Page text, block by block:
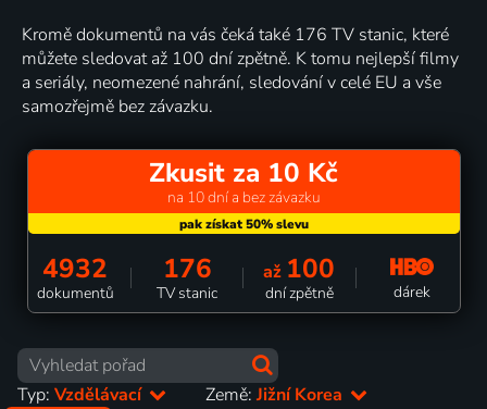
Kromě dokumentů na vás čeká také 176 TV stanic, které
můžete sledovat až 100 dní zpětně. K tomu nejlepší filmy
a seriály, neomezené nahrání, sledování v celé EU a vše
samozřejmě bez závazku.
Zkusit za 10 Kč
na 10 dní a bez závazku
4932
dokumentů
176
TV stanic
až 100
dní zpětně dárek
Typ: Vzdělávací Země:Jižní Korea